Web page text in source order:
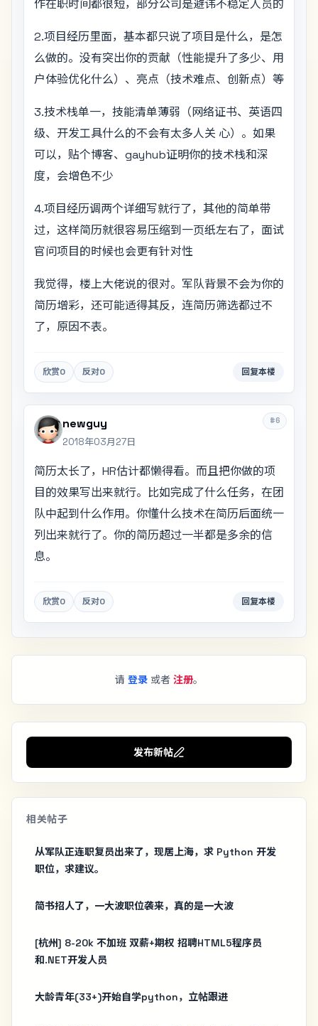
作在职时间都很短，部分公司是避讳不稳定人员的
2.项目经历里面，基本都只说了项目是什么，是怎
么做的。没有突出你的贡献（性能提升了多少、用
户体验优化什么）、亮点（技术难点、创新点）等
3.技术栈单一，技能清单薄弱（网络证书、英语四
级、开发工具什么的不会有太多人关 心）。如果
可以，贴个博客、gayhub证明你的技术栈和深
度，会增色不少
4.项目经历调两个详细写就行了，其他的简单带
过，这样简历就很容易压缩到一页纸左右了，面试
官问项目的时候也会更有针对性
我觉得，楼上大佬说的很对。军队背景不会为你的
简历增彩，还可能适得其反，连简历筛选都过不
了，原因不表。
欣赏0 反对0 回复本楼
#6
newguy
2018年03月27日
简历太长了，HR估计都懒得看。而且把你做的项
目的效果写出来就行。比如完成了什么任务，在团
队中起到什么作用。你懂什么技术在简历后面统一
列出来就行了。你的简历超过一半都是多余的信
息。
欣赏0 反对0 回复本楼
请 登录 或者 注册。
发布新帖
相关帖子
从军队正连职复员出来了，现居上海，求 Python 开发
职位，求建议。
简书招人了，一大波职位袭来，真的是一大波
[杭州] 8-20k 不加班 双薪+期权 招聘HTML5程序员
和.NET开发人员
大龄青年(33+)开始自学python，立帖跟进